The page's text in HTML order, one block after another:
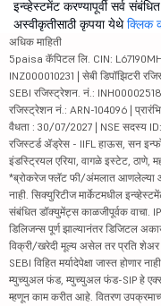
इन्व्हेस्टमेंट करण्यापूर्वी सर्व
अस्वीकृतीसाठी कृपया येथेक्लिक
अधिक माहिती
5paisa कॅपिटल लि. CIN:
INZ000010231 | सेबी डिपॉझिटरी
SEBI रजिस्ट्रेशन. नं.:
रजिस्ट्रेशन नं.: ARN-104096 |
वैधता : 30/07/2027 | NSE सदस्य
रजिस्टर्ड ॲड्रेस - IIFL हाऊस, सन
इंडस्ट्रियल एरिया, वागळे इस्टेट, ठाणे,
*ब्रोकरेज फ्लॅट फी/अंमलात आणलेल्या
नाही. सिक्युरिटीज मार्केटमधील
संबंधित डॉक्युमेंट्स काळजीपूर्वक वाचा.
डिलिजन्स पूर्ण झाल्यानंतर डिजिटल
विक्री/खरेदी मूल्य असेल तर प्रति
SEBI विहित मर्यादेपेक्षा जास्त होणार
म्युच्युअल फंड, म्युच्युअल फंड-SIP हे
म्हणून काम करीत आहे. वितरण